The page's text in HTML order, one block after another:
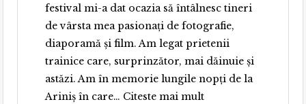
festival mi-a dat ocazia să întâlnesc tineri
de vârsta mea pasionați de fotografie,
diaporamă și film. Am legat prietenii
trainice care, surprinzător, mai dăinuie și
astăzi. Am în memorie lungile nopți de la
Ariniș în care… Citeste mai mult„Florin Andreescu”